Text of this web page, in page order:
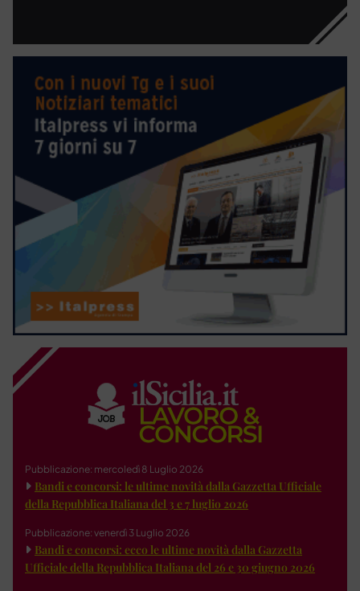
Pubblicazione: mercoledì 8 Luglio 2026
Bandi e concorsi: le ultime novità dalla Gazzetta Ufficiale
della Repubblica Italiana del 3 e 7 luglio 2026
Pubblicazione: venerdì 3 Luglio 2026
Bandi e concorsi: ecco le ultime novità dalla Gazzetta
Ufficiale della Repubblica Italiana del 26 e 30 giugno 2026